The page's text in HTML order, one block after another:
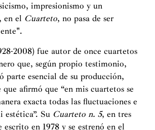
impresionismo y un
en el Cuarteto, no pasa de ser
2008) fue autor de once cuartetos
que, según propio testimonio,
parte esencial de su producción,
afirmó que “en mis cuartetos se
exacta todas las fluctuaciones e
estética”. Su Cuarteto n. 5, en tres
en 1978 y se estrenó en el